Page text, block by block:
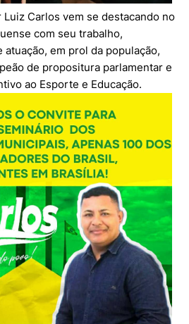
Luiz Carlos vem se destacando no
com seu trabalho,
em prol da população,
de propositura parlamentar e
ao Esporte e Educação.